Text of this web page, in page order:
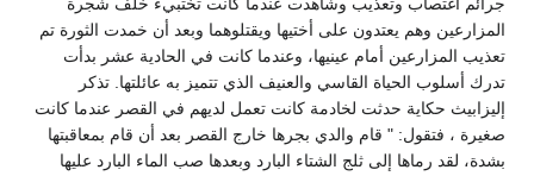
جرائم اغتصاب وتعذيب وشاهدت عندما كانت تختبيء خلف شجرة
المزارعين وهم يعتدون على أختيها ويقتلوهما وبعد أن خمدت الثورة تم
تعذيب المزارعين أمام عينيها، وعندما كانت في الحادية عشر بدأت
تدرك أسلوب الحياة القاسي والعنيف الذي تتميز به عائلتها. تذكر
إليزابيث حكاية حدثت لخادمة كانت تعمل لديهم في القصر عندما كانت
صغيرة ، فتقول: " قام والدي بجرها خارج القصر بعد أن قام بمعاقبتها
بشدة، لقد رماها إلى ثلج الشتاء البارد وبعدها صب الماء البارد عليها